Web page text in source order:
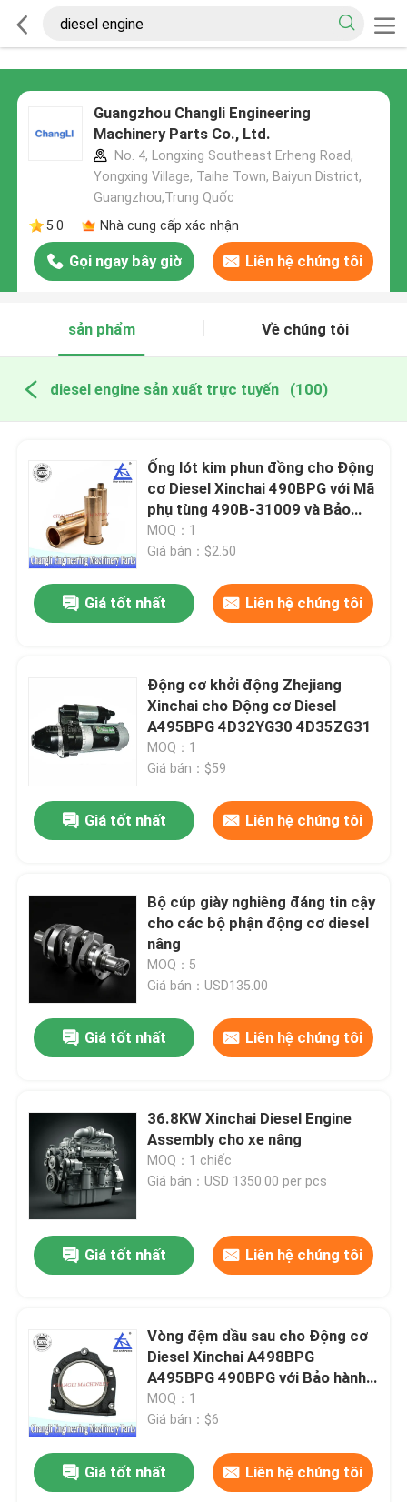
Guangzhou Changli Engineering
Machinery Parts Co., Ltd.
No. 4, Longxing Southeast Erheng Road,
Yongxing Village, Taihe Town, Baiyun District,
Guangzhou,Trung Quốc
5.0
Nhà cung cấp xác nhận
Gọi ngay bây giờ Liên hệ chúng tôi
sản phẩm Về chúng tôi
diesel engine sản xuất trực tuyến (100)
Ống lót kim phun đồng cho Động
cơ Diesel Xinchai 490BPG với Mã
phụ tùng 490B-31009 và Bảo
hành 3 tháng
MOQ：1
Giá bán：$2.50
Giá tốt nhất Liên hệ chúng tôi
Động cơ khởi động Zhejiang
Xinchai cho Động cơ Diesel
A495BPG 4D32YG30 4D35ZG31
MOQ：1
Giá bán：$59
Giá tốt nhất Liên hệ chúng tôi
Bộ cúp giày nghiêng đáng tin cậy
cho các bộ phận động cơ diesel
nâng
MOQ：5
Giá bán：USD135.00
Giá tốt nhất Liên hệ chúng tôi
36.8KW Xinchai Diesel Engine
Assembly cho xe nâng
MOQ：1 chiếc
Giá bán：USD 1350.00 per pcs
Giá tốt nhất Liên hệ chúng tôi
Vòng đệm dầu sau cho Động cơ
Diesel Xinchai A498BPG
A495BPG 490BPG với Bảo hành
3 tháng
MOQ：1
Giá bán：$6
Giá tốt nhất Liên hệ chúng tôi